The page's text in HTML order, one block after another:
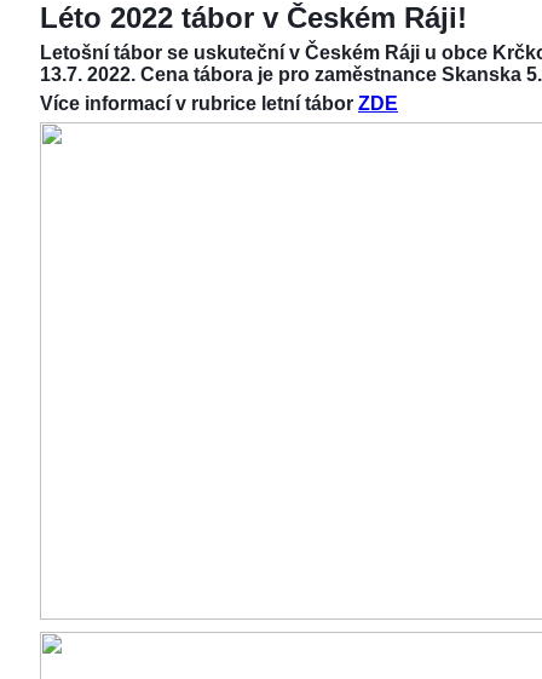
Léto 2022 tábor v Českém Ráji!
Letošní tábor se uskuteční v Českém Ráji u obce
13.7. 2022. Cena tábora je pro zaměstnance Skanska
Více informací v rubrice letní tábor ZDE